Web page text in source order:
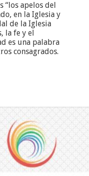
“los apelos del
en la Iglesia y
de la Iglesia
la fe y el
es una palabra
consagrados.